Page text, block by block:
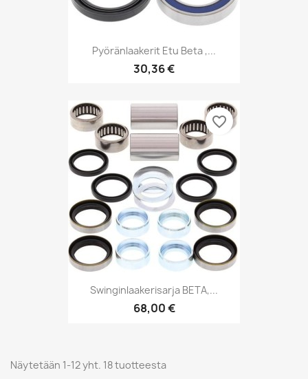
Pyöränlaakerit Etu Beta ,...
30,36 €
Swinginlaakerisarja BETA,...
68,00 €
favorite_border
Näytetään 1-12 yht. 18 tuotteesta